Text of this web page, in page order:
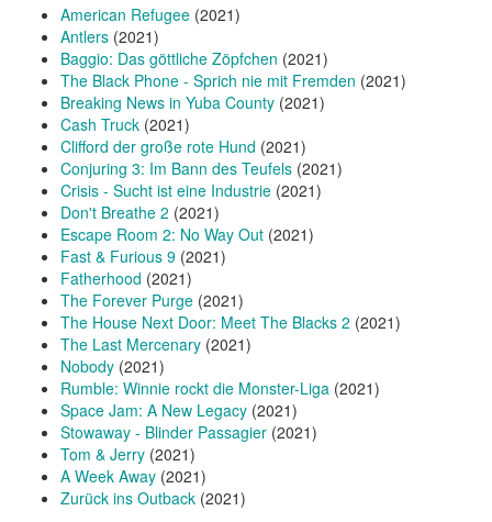
American Refugee (2021)
Antlers (2021)
Baggio: Das göttliche Zöpfchen (2021)
The Black Phone - Sprich nie mit Fremden (2021)
Breaking News in Yuba County (2021)
Cash Truck (2021)
Clifford der große rote Hund (2021)
Conjuring 3: Im Bann des Teufels (2021)
Crisis - Sucht ist eine Industrie (2021)
Don't Breathe 2 (2021)
Escape Room 2: No Way Out (2021)
Fast & Furious 9 (2021)
Fatherhood (2021)
The Forever Purge (2021)
The House Next Door: Meet The Blacks 2 (2021)
The Last Mercenary (2021)
Nobody (2021)
Rumble: Winnie rockt die Monster-Liga (2021)
Space Jam: A New Legacy (2021)
Stowaway - Blinder Passagier (2021)
Tom & Jerry (2021)
A Week Away (2021)
Zurück ins Outback (2021)